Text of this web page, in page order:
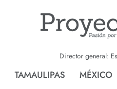
Director general:
TAMAULIPAS MÉXICO